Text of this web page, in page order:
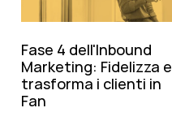
Fase 4 dell'Inbound
Marketing: Fidelizza e
trasforma i clienti in
Fan